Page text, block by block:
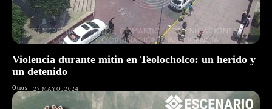
Violencia durante mitin en Teolocholco: un herido y
un detenido
Otros 27 MAYO, 2024